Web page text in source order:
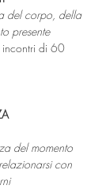
del corpo, della
presente
incontri di 60
del momento
relazionarsi con